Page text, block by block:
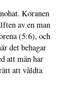
Koranen
av en man
(5:6), och
det behagar
att män har
att våldta